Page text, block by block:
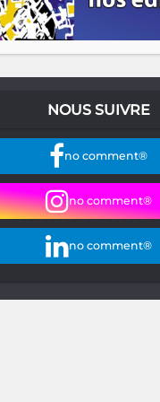
NOUS SUIVRE
no comment®
no comment®
no comment®